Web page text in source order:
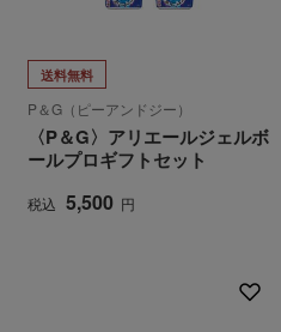
送料無料
P＆G（ピーアンドジー）
〈P＆G〉アリエールジェルボ
ールプロギフトセット
税込 5,500 円